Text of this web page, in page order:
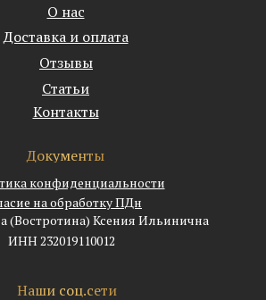
О нас
Доставка и оплата
(Востротина) Ксения Ильинична
ИНН 232019110012
конфиденциальности
Отзывы
Статьи
Наши соц.сети
Контакты
Документы
на обработку ПДн